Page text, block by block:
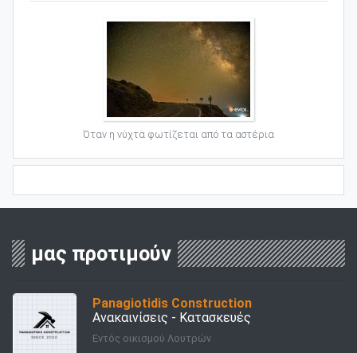
Όταν η νύχτα φωτίζεται από τα αστέρια
μας προτιμούν
Panagiotidis Construction
Ανακαινίσεις - Κατασκευές
Εντός οικισμού Λουτρών